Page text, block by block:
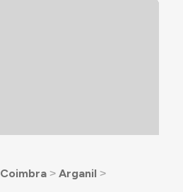
Coimbra˃ Arganil ˃